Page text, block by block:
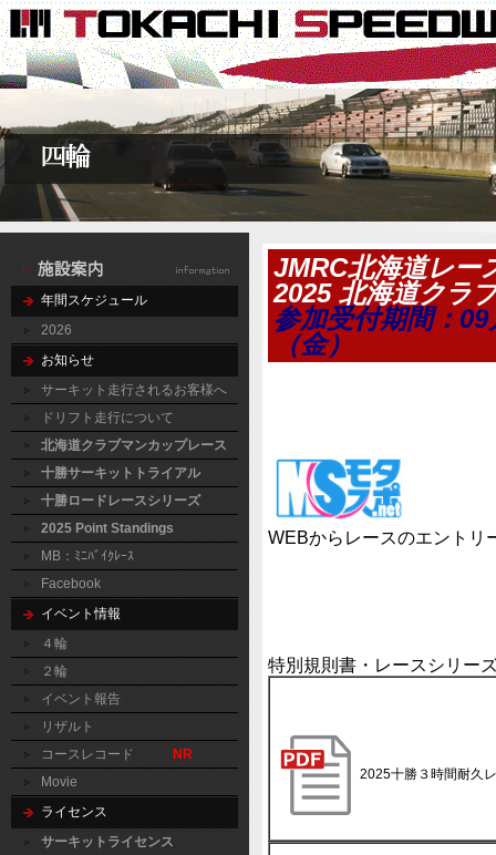
年間スケジュール
2026
お知らせ
サーキット走行されるお客様へ
ドリフト走行について
北海道クラブマンカップレース
十勝サーキットトライアル
十勝ロードレースシリーズ
2025 Point Standings
MB：ﾐﾆﾊﾞｲｸﾚｰｽ
Facebook
イベント情報
４輪
２輪
イベント報告
リザルト
コースレコード
NR
Movie
ライセンス
サーキットライセンス
JMRC北海道レ
2025 北海道クラ
参加受付期間：
（金）
WEBからレースのエントリ
特別規則書・レースシリー
2025十勝３時間耐久